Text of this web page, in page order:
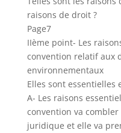
raisons de droit ?
Page7
IIème point- Les
convention relatif aux
environnementaux
Elles sont essentielles
A- Les raisons
convention va combler
juridique et elle va